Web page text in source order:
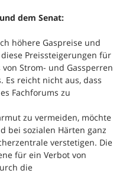
dem Senat:
höhere Gaspreise und
Preissteigerungen für
Strom- und Gassperren
Es reicht nicht aus, dass
Fachforums zu
zu vermeiden, möchte
bei sozialen Härten ganz
verstetigen. Die
für ein Verbot von
die